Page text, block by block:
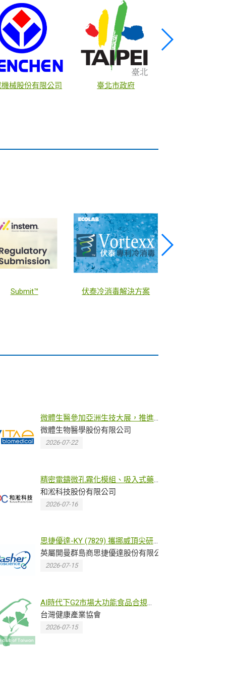
械股份有限公司 臺北市政府
Submit™ 伏泰冷消毒解決方案
微體生醫參加亞洲生技大展，推進
日本PoC計劃並拓展東南亞布局
微體生物醫學股份有限公司
2026-07-22
精密電鑄微孔霧化模組、吸入式藥
物傳遞霧化片 Product
Specification
和淞科技股份有限公司
2026-07-16
思捷優達-KY (7829) 攜挪威頂尖研
究中心簽MOU 加入全球巴金森氏症
平台臨床試驗HYDRA
英屬開曼群島商思捷優達股份有限公司
2026-07-15
AI時代下G2市場大功能食品合規之
路 台灣健康產業協會7月16日南港
舉辦中美市場法規研討會
台灣健康產業協會
2026-07-15